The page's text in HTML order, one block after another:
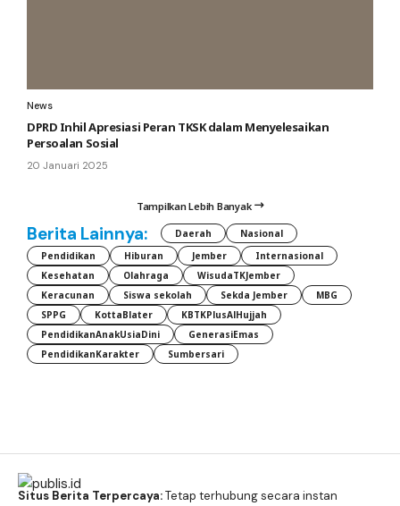
News
DPRD Inhil Apresiasi Peran TKSK dalam Menyelesaikan
Persoalan Sosial
20 Januari 2025
Tampilkan Lebih Banyak
Berita Lainnya: Daerah
Nasional
Pendidikan
Hiburan Jember
Internasional
Kesehatan
Olahraga
WisudaTKJember
Keracunan
Siswa sekolah Sekda Jember
MBG
SPPG
KottaBlater
KBTKPlusAlHujjah
PendidikanAnakUsiaDini
GenerasiEmas
PendidikanKarakter
Sumbersari
Situs Berita Terpercaya:Tetap terhubung secara instan